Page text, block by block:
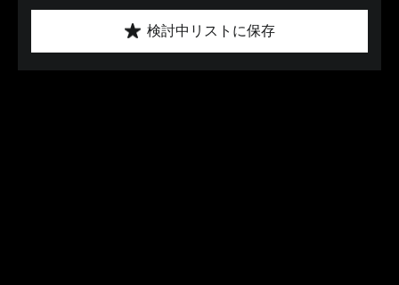
検討中リストに保存